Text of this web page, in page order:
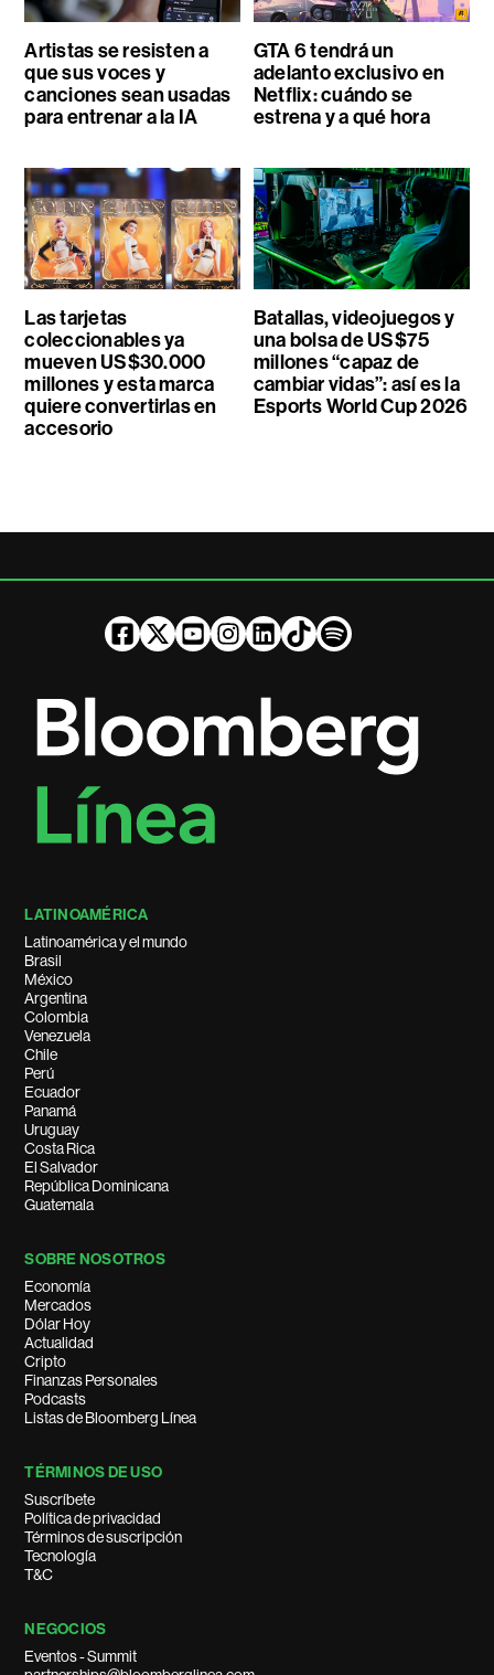
Artistas se resisten a
que sus voces y
canciones sean usadas
para entrenar a la IA
GTA 6 tendrá un
adelanto exclusivo en
Netflix: cuándo se
estrena y a qué hora
Las tarjetas
coleccionables ya
mueven US$30.000
millones y esta marca
quiere convertirlas en
accesorio
Batallas, videojuegos y
una bolsa de US$75
millones “capaz de
cambiar vidas”: así es la
Esports World Cup 2026
LATINOAMÉRICA
Latinoamérica y el mundo
Brasil
México
Argentina
Colombia
Venezuela
Chile
Perú
Ecuador
Panamá
Uruguay
Costa Rica
El Salvador
República Dominicana
Guatemala
SOBRE NOSOTROS
Economía
Mercados
Dólar Hoy
Actualidad
Cripto
Finanzas Personales
Podcasts
Listas de Bloomberg Línea
TÉRMINOS DE USO
Suscríbete
Política de privacidad
Términos de suscripción
Tecnología
T&C
NEGOCIOS
Eventos - Summit